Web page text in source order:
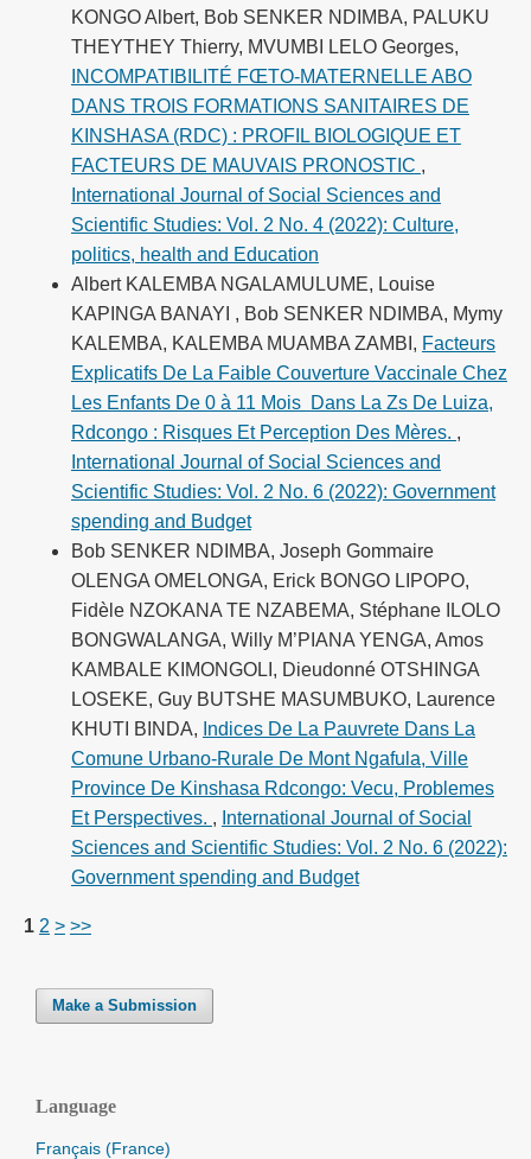
KONGO Albert, Bob SENKER NDIMBA, PALUKU
THEYTHEY Thierry, MVUMBI LELO Georges,
INCOMPATIBILITÉ FŒTO-MATERNELLE ABO
DANS TROIS FORMATIONS SANITAIRES DE
KINSHASA (RDC) : PROFIL BIOLOGIQUE ET
FACTEURS DE MAUVAIS PRONOSTIC ,
International Journal of Social Sciences and
Scientific Studies: Vol. 2 No. 4 (2022): Culture,
politics, health and Education
Albert KALEMBA NGALAMULUME, Louise
KAPINGA BANAYI , Bob SENKER NDIMBA, Mymy
KALEMBA, KALEMBA MUAMBA ZAMBI, Facteurs
Explicatifs De La Faible Couverture Vaccinale Chez
Les Enfants De 0 à 11 Mois Dans La Zs De Luiza,
Rdcongo : Risques Et Perception Des Mères. ,
International Journal of Social Sciences and
Scientific Studies: Vol. 2 No. 6 (2022): Government
spending and Budget
Bob SENKER NDIMBA, Joseph Gommaire
OLENGA OMELONGA, Erick BONGO LIPOPO,
Fidèle NZOKANA TE NZABEMA, Stéphane ILOLO
BONGWALANGA, Willy M’PIANA YENGA, Amos
KAMBALE KIMONGOLI, Dieudonné OTSHINGA
LOSEKE, Guy BUTSHE MASUMBUKO, Laurence
KHUTI BINDA, Indices De La Pauvrete Dans La
Comune Urbano-Rurale De Mont Ngafula, Ville
Province De Kinshasa Rdcongo: Vecu, Problemes
Et Perspectives. , International Journal of Social
Sciences and Scientific Studies: Vol. 2 No. 6 (2022):
Government spending and Budget
1 2 > >>
Make a Submission
Language
Français (France)